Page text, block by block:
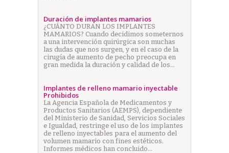
Duración de implantes mamarios
¿CUÁNTO DURAN LOS IMPLANTES
MAMARIOS? Cuando decidimos someternos
a una intervención quirúrgica son muchas
las dudas que nos surgen, y en el caso de la
cirugía de aumento de pecho preocupa en
gran medida la duración y calidad de los…
Implantes de relleno mamario inyectable
Prohibidos
La Agencia Española de Medicamentos y
Productos Sanitarios (AEMPS), dependiente
del Ministerio de Sanidad, Servicios Sociales
e Igualdad, restringe el uso de los implantes
de relleno inyectables para el aumento del
volumen mamario con fines estéticos.
Informes médicos han concluido…